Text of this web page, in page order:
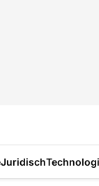
Juridisch